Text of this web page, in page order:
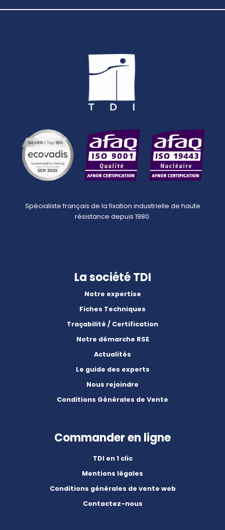
Spécialiste français de la fixation industrielle de haute
résistance depuis 1980.
La société TDI
Notre expertise
Fiches Techniques
Traçabilité / Certification
Notre démarche RSE
Actualités
Le guide des experts
Nous rejoindre
Conditions Générales de Vente
Commander en ligne
TDI en 1 clic
Mentions légales
Conditions générales de vente web
Contactez-nous